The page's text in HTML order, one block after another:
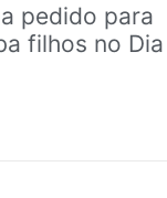
pedido para
filhos no Dia